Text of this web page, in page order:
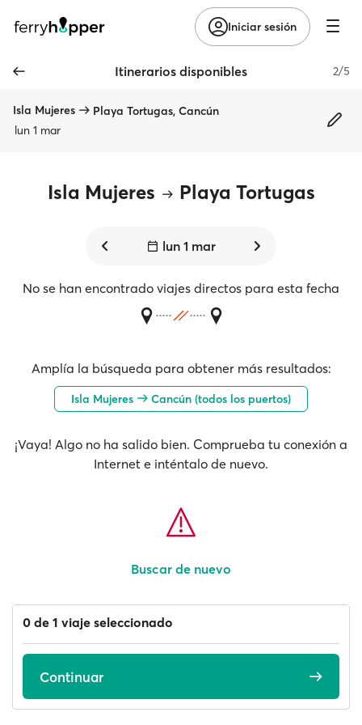
Iniciar sesión
Itinerarios disponibles 2/5
Isla Mujeres
Playa Tortugas, Cancún
lun 1 mar
Isla Mujeres Playa Tortugas
lun 1 mar
No se han encontrado viajes directos para esta fecha
Amplía la búsqueda para obtener más resultados:
Isla Mujeres Cancún (todos los puertos)
¡Vaya! Algo no ha salido bien. Comprueba tu conexión a
Internet e inténtalo de nuevo.
Buscar de nuevo
0 de 1 viaje seleccionado
Continuar